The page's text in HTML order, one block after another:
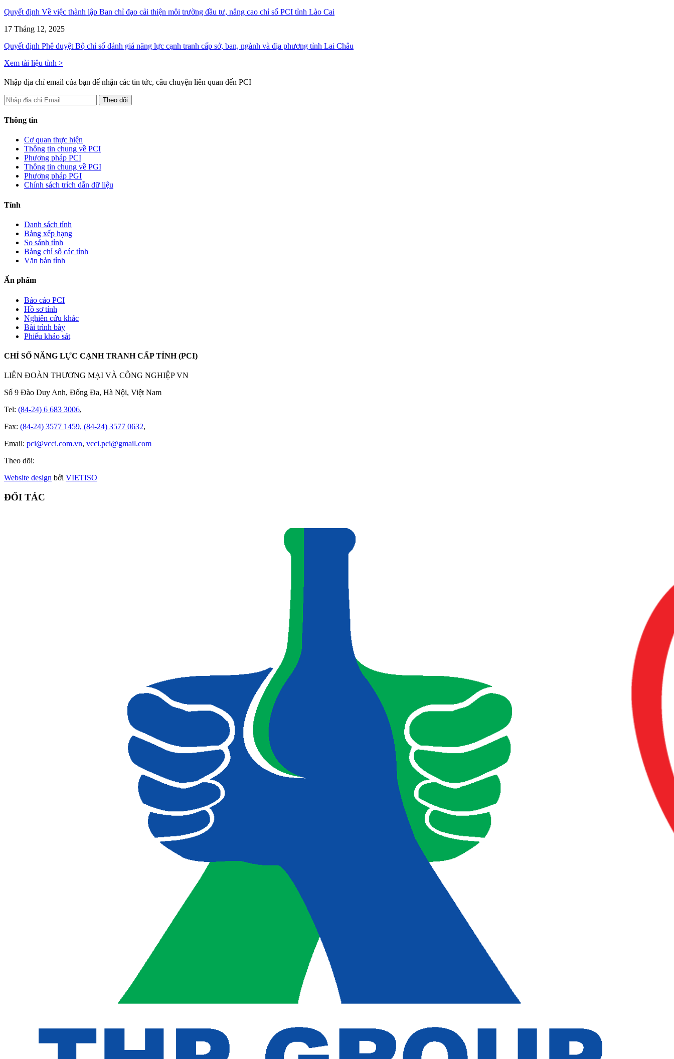
Quyết định Về việc thành lập Ban chỉ đạo cải thiện môi trường đầu tư, nâng cao chỉ số PCI tỉnh Lào Cai
17 Tháng 12, 2025
Quyết định Phê duyệt Bộ chỉ số đánh giá năng lực cạnh tranh cấp sở, ban, ngành và địa phương tỉnh Lai Châu
Xem tài liệu tỉnh >
Nhập địa chỉ email của bạn để nhận các tin tức, câu chuyện liên quan đến PCI
Thông tin
Cơ quan thực hiện
Thông tin chung về PCI
Phương pháp PCI
Thông tin chung về PGI
Phương pháp PGI
Chính sách trích dẫn dữ liệu
Tỉnh
Danh sách tỉnh
Bảng xếp hạng
So sánh tỉnh
Bảng chỉ số các tỉnh
Văn bản tỉnh
Ấn phẩm
Báo cáo PCI
Hồ sơ tỉnh
Nghiên cứu khác
Bài trình bày
Phiếu khảo sát
CHỈ SỐ NĂNG LỰC CẠNH TRANH CẤP TỈNH (PCI)
LIÊN ĐOÀN THƯƠNG MẠI VÀ CÔNG NGHIỆP VN
Số 9 Đào Duy Anh, Đống Đa, Hà Nội, Việt Nam
Tel: (84-24) 6 683 3006,
Fax: (84-24) 3577 1459, (84-24) 3577 0632,
Email: pci@vcci.com.vn, vcci.pci@gmail.com
Theo dõi:
Website design bởi VIETISO
ĐỐI TÁC